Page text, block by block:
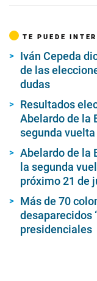
TE PUEDE
Iván Cepeda
de las
dudas
Resultados
Abelardo de la
segunda vuelta
Abelardo de la
la segunda
próximo 21 de
Más de 70
desaparecidos
presidenciales